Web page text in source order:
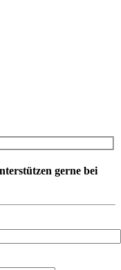
gerne bei